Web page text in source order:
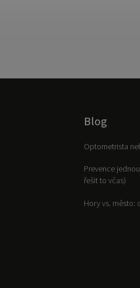
Blog
Optometrista
Prevence
řešit to včas)
Hory vs. město: